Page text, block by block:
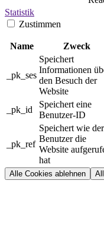
Statistik
Zustimmen
Name Zweck
_pk_ses
Speichert
Informationen
den Besuch der
Website
_pk_id
Speichert eine
Benutzer-ID
_pk_ref
Speichert wie der
Benutzer die
Website
hat
Alle Cookies ablehnen